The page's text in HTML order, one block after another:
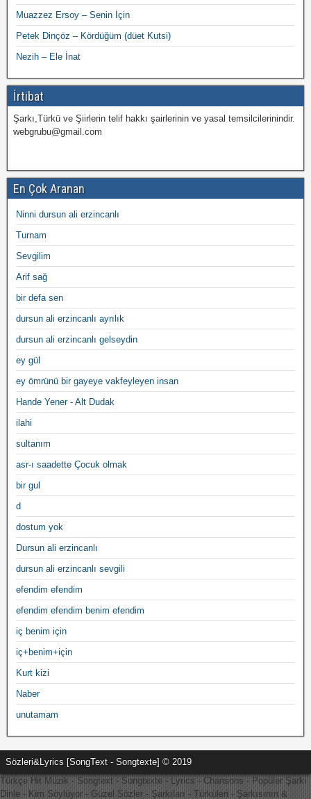
Muazzez Ersoy – Senin İçin
Petek Dinçöz – Kördüğüm (düet Kutsi)
Nezih – Ele İnat
İrtibat
Şarkı,Türkü ve Şiirlerin telif hakkı şairlerinin ve yasal temsilcilerinindir.
webgrubu@gmail.com
En Çok Aranan
Ninni dursun ali erzincanlı
Turnam
Sevgilim
Arif sağ
bir defa sen
dursun ali erzincanlı ayrılık
dursun ali erzincanlı gelseydin
ey gül
ey ömrünü bir gayeye vakfeyleyen insan
Hande Yener - Alt Dudak
ilahi
sultanım
asr-ı saadette Çocuk olmak
bir gul
d
dostum yok
Dursun ali erzincanlı
dursun ali erzincanlı sevgili
efendim efendim
efendim efendim benim efendim
iç benim için
iç+benim+için
Kurt kizi
Naber
unutamam
Sözleri&Lyrics [SongText - Songtexte] © 2019
Türkçe Hit Müzik - Songtext - Songtexte - Lyrics - Chansons - Popüler Şarkı
Dinle - Kim Söylüyor - Güzel Sözler - Şarkıları - Türküleri - Şarkısının &